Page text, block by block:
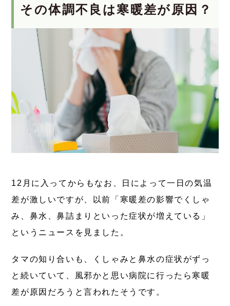
その体調不良は寒暖差が原因？
12月に入ってからもなお、日によって一日の気温
差が激しいですが、以前「寒暖差の影響でくしゃ
み、鼻水、鼻詰まりといった症状が増えている」
というニュースを見ました。
タマの知り合いも、くしゃみと鼻水の症状がずっ
と続いていて、風邪かと思い病院に行ったら寒暖
差が原因だろうと言われたそうです。